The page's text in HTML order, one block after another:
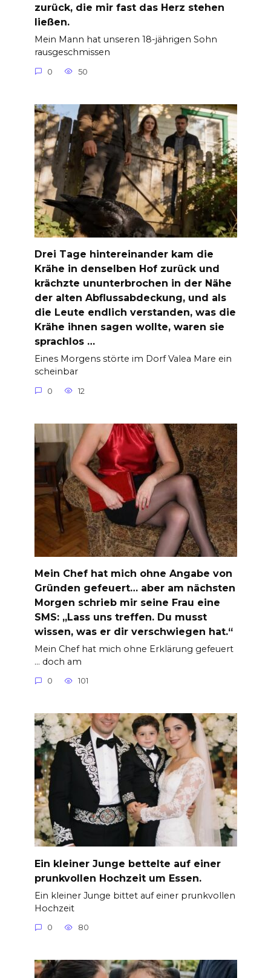
zurück, die mir fast das Herz stehen
ließen.
Mein Mann hat unseren 18-jährigen Sohn
rausgeschmissen
0 50
Drei Tage hintereinander kam die
Krähe in denselben Hof zurück und
krächzte ununterbrochen in der Nähe
der alten Abflussabdeckung, und als
die Leute endlich verstanden, was die
Krähe ihnen sagen wollte, waren sie
sprachlos …
Eines Morgens störte im Dorf Valea Mare ein
scheinbar
0 12
Mein Chef hat mich ohne Angabe von
Gründen gefeuert… aber am nächsten
Morgen schrieb mir seine Frau eine
SMS: „Lass uns treffen. Du musst
wissen, was er dir verschwiegen hat.“
Mein Chef hat mich ohne Erklärung gefeuert
… doch am
0 101
Ein kleiner Junge bettelte auf einer
prunkvollen Hochzeit um Essen.
Ein kleiner Junge bittet auf einer prunkvollen
Hochzeit
0 80